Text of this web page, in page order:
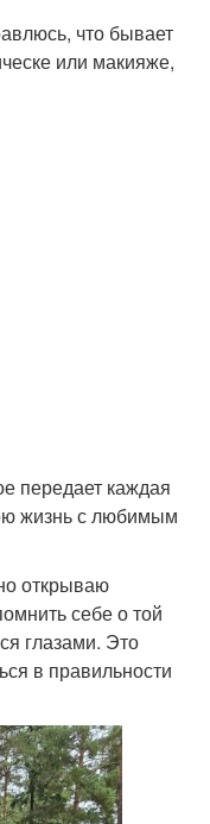
что бывает
или макияже,
передает каждая
жизнь с любимым
открываю
себе о той
глазами. Это
в правильности